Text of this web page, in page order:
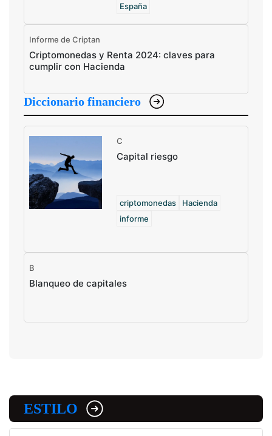
España
Informe de Criptan
Criptomonedas y Renta 2024: claves para
cumplir con Hacienda
Diccionario financiero
C
Capital riesgo
criptomonedas
Hacienda
informe
B
Blanqueo de capitales
ESTILO